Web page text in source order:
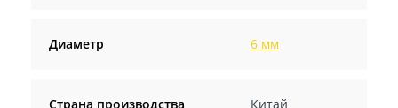
Диаметр 6 мм
Страна производства Китай